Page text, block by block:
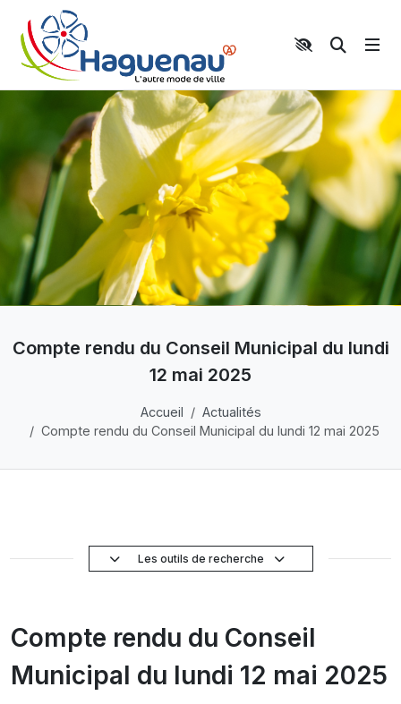
Panneau de gestion des cookies
Aller au contenu principal
Aller au menu
Aller au moteur de recherche
Moteur
Compte rendu du Conseil Municipal du lundi
12 mai 2025
Accueil
Actualités
Compte rendu du Conseil Municipal du lundi 12 mai 2025
Les outils de recherche
Compte rendu du Conseil
Municipal du lundi 12 mai 2025